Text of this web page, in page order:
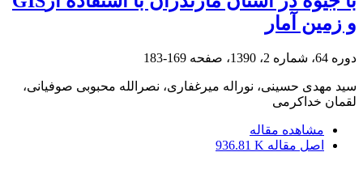
و زمین آمار
دوره 64، شماره 2، 1390، صفحه 169-183
سید مهدی حسینی، نوراله میرغفاری، نصرالله محبوبی صوفیانی،
لقمان خداکرمی
مشاهده مقاله
اصل مقاله 936.81 K